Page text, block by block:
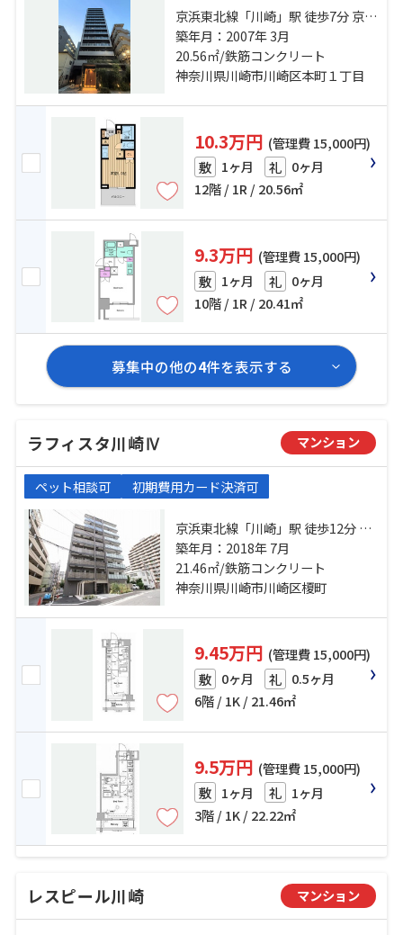
京浜東北線「川崎」駅 徒歩7分 京急
本線「京急川崎」駅 徒歩4分 京急大
師線「港町」駅 徒歩13分
築年月：2007年 3月
20.56㎡/鉄筋コンクリート
神奈川県川崎市川崎区本町１丁目
10.3万円 (管理費 15,000円)
敷 1ヶ月 礼 0ヶ月
12階 / 1R / 20.56㎡
9.3万円 (管理費 15,000円)
敷 1ヶ月 礼 0ヶ月
10階 / 1R / 20.41㎡
募集中の他の4件を表示する
ラフィスタ川崎Ⅳ マンション
ペット相談可 初期費用カード決済可
京浜東北線「川崎」駅 徒歩12分 京
急本線「京急川崎」駅 徒歩10分 京
急大師線「港町」駅 徒歩13分
築年月：2018年 7月
21.46㎡/鉄筋コンクリート
神奈川県川崎市川崎区榎町
9.45万円 (管理費 15,000円)
敷 0ヶ月 礼 0.5ヶ月
6階 / 1K / 21.46㎡
9.5万円 (管理費 15,000円)
敷 1ヶ月 礼 1ヶ月
3階 / 1K / 22.22㎡
レスピール川崎 マンション